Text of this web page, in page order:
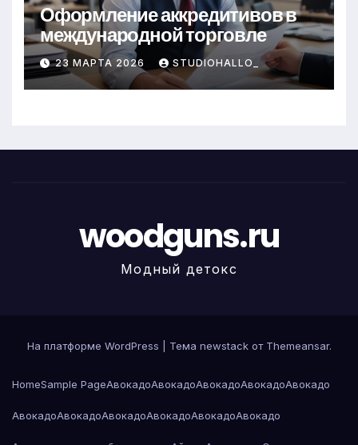
Оформление аккредитивов в
международной торговле
23 МАРТА 2026 STUDIOHALLO_
woodguns.ru
Модный детокс
На платформе WordPress Тема newstack от Themeansar.
HomeSample PageАвокадоАвокадоАвокадоАвокадоАвокадо
АвокадоАвокадоАвокадоАвокадоАвокадоАвокадо